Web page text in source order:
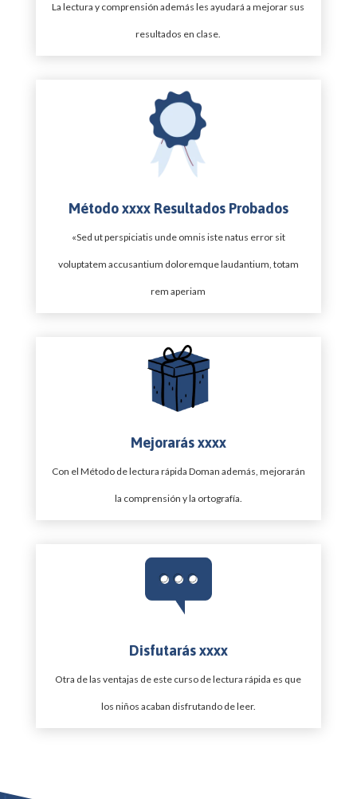
La lectura y comprensión además les ayudará a mejorar sus
resultados en clase.
Método xxxx Resultados Probados
«Sed ut perspiciatis unde omnis iste natus error sit
voluptatem accusantium doloremque laudantium, totam
rem aperiam
Mejorarás xxxx
Con el Método de lectura rápida Doman además, mejorarán
la comprensión y la ortografía.
Disfutarás xxxx
Otra de las ventajas de este curso de lectura rápida es que
los niños acaban disfrutando de leer.